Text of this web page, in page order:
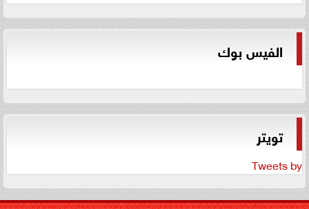
الفيس بوك
تويتر
Tweets by